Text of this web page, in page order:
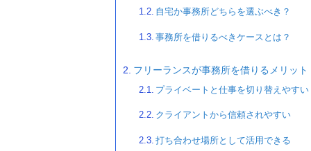
自宅か事務所どちらを選ぶべき？
事務所を借りるべきケースとは？
フリーランスが事務所を借りるメリット
プライベートと仕事を切り替えやすい
クライアントから信頼されやすい
打ち合わせ場所として活用できる